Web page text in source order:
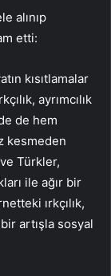
alınıp
etti:
kısıtlamalar
ayrımcılık
de hem
kesmeden
Türkler,
ile ağır bir
ırkçılık,
artışla sosyal